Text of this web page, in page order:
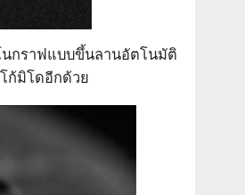
นกราฟแบบขึ้นลานอัตโนมัติ
ก้มิโดอีกด้วย